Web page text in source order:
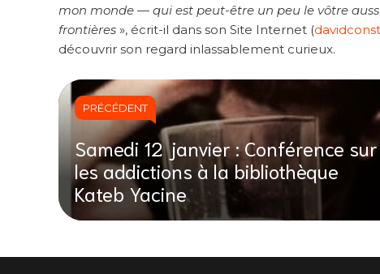
mon monde — qui est peut-être un peu le vôtre
frontières », écrit-il dans son Site Internet (
découvrir son regard inlassablement curieux.
PRÉCÉDENT
Samedi 12 janvier : Conférence sur
les addictions à la bibliothèque
Kateb Yacine